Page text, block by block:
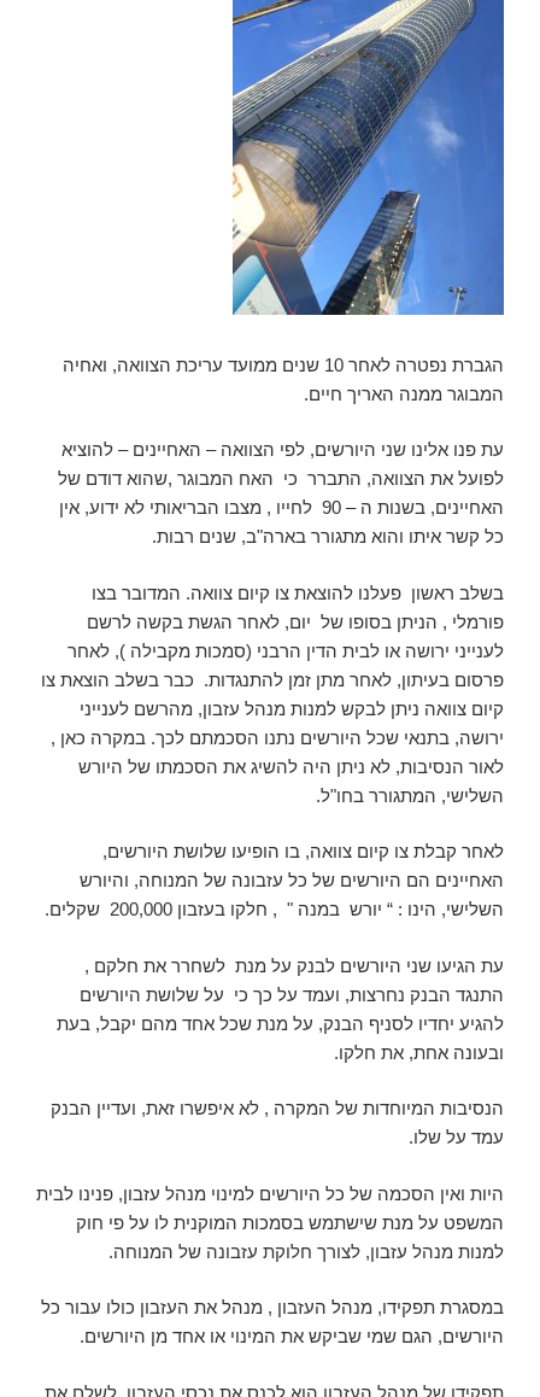
הגברת נפטרה לאחר 10 שנים ממועד עריכת הצוואה, ואחיה
המבוגר ממנה האריך חיים.
עת פנו אלינו שני היורשים, לפי הצוואה – האחיינים – להוציא
לפועל את הצוואה, התברר כי האח המבוגר ,שהוא דודם של
האחיינים, בשנות ה – 90 לחייו , מצבו הבריאותי לא ידוע, אין
כל קשר איתו והוא מתגורר בארה"ב, שנים רבות.
בשלב ראשון פעלנו להוצאת צו קיום צוואה. המדובר בצו
פורמלי , הניתן בסופו של יום, לאחר הגשת בקשה לרשם
לענייני ירושה או לבית הדין הרבני (סמכות מקבילה ), לאחר
פרסום בעיתון, לאחר מתן זמן להתנגדות. כבר בשלב הוצאת צו
קיום צוואה ניתן לבקש למנות מנהל עזבון, מהרשם לענייני
ירושה, בתנאי שכל היורשים נתנו הסכמתם לכך. במקרה כאן ,
לאור הנסיבות, לא ניתן היה להשיג את הסכמתו של היורש
השלישי, המתגורר בחו"ל.
לאחר קבלת צו קיום צוואה, בו הופיעו שלושת היורשים,
האחיינים הם היורשים של כל עזבונה של המנוחה, והיורש
השלישי, הינו : “ יורש במנה " , חלקו בעזבון 200,000 שקלים.
עת הגיעו שני היורשים לבנק על מנת לשחרר את חלקם ,
התנגד הבנק נחרצות, ועמד על כך כי על שלושת היורשים
להגיע יחדיו לסניף הבנק, על מנת שכל אחד מהם יקבל, בעת
ובעונה אחת, את חלקו.
הנסיבות המיוחדות של המקרה , לא איפשרו זאת, ועדיין הבנק
עמד על שלו.
היות ואין הסכמה של כל היורשים למינוי מנהל עזבון, פנינו לבית
המשפט על מנת שישתמש בסמכות המוקנית לו על פי חוק
למנות מנהל עזבון, לצורך חלוקת עזבונה של המנוחה.
במסגרת תפקידו, מנהל העזבון , מנהל את העזבון כולו עבור כל
היורשים, הגם שמי שביקש את המינוי או אחד מן היורשים.
תפקידו של מנהל העזבון הוא לכנס את נכסי העזבון, לשלם את